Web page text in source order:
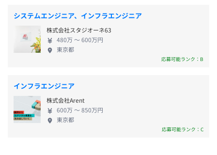
あるエンジニア講師が実務観点も含めてアドバイスや不明
点の回答をおこない、学習の併走をしていきます。
■専属メンターと営業が社員の自己実現に向けて伴走
面談による対話を通して、社員の適正・嗜好に合わせたキ
務を提案しサポートしていきます。キャリアという全体に
限らず、日々の業務での心配ごとについても解決のため力
を尽くします。
社会保険完備（健康保険・厚生年金加入・雇用保険・労災
保険）
無期雇用
習をするべきかといったことも親身にアドバイスす
ることを心がけています。
システムエンジニア、インフラエンジニア
株式会社スタジオーネ63
480万 〜 600万円
東京都
応募可能ランク：B
インフラエンジニア
株式会社Arent
600万 〜 850万円
東京都
応募可能ランク：C